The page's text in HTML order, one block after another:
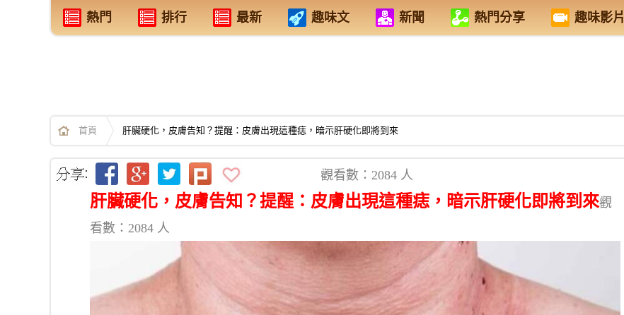
熱門 排行 最新 趣味文 新聞 熱門分享 趣味影片
首頁 肝臟硬化，皮膚告知？提醒：皮膚出現這種痣，暗示肝硬化即將到來
觀看數：2084 人
肝臟硬化，皮膚告知？提醒：皮膚出現這種痣，暗示肝硬化即將到來觀
看數：2084 人